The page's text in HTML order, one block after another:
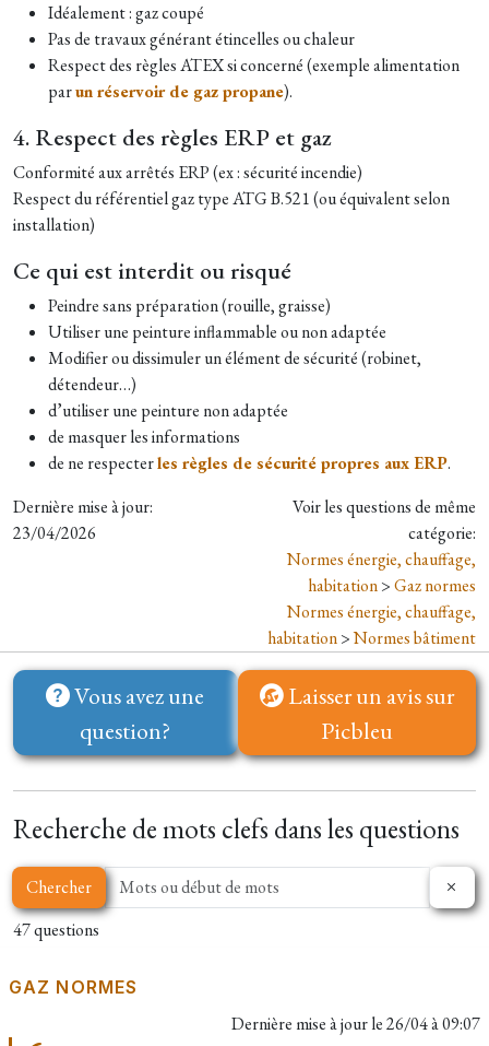
Idéalement : gaz coupé
Pas de travaux générant étincelles ou chaleur
Respect des règles ATEX si concerné (exemple alimentation
parun réservoir de gaz propane).
4. Respect des règles ERP et gaz
Conformité aux arrêtés ERP (ex : sécurité incendie)
Respect du référentiel gaz type ATG B.521 (ou équivalent selon
installation)
Ce qui est interdit ou risqué
Peindre sans préparation (rouille, graisse)
Utiliser une peinture inflammable ou non adaptée
Modifier ou dissimuler un élément de sécurité (robinet,
détendeur…)
d’utiliser une peinture non adaptée
de masquer les informations
de ne respecterles règles de sécurité propres aux ERP.
Dernière mise à jour:
23/04/2026
Voir les questions de même
catégorie:
Normes énergie, chauffage,
habitation>Gaz normes
Normes énergie, chauffage,
habitation>Normes bâtiment
Vous avez une
question?
Laisser un avis sur
Picbleu
Recherche de mots clefs dans les questions
Chercher
47 questions
GAZ NORMES
Dernière mise à jour le26/04 à 09:07